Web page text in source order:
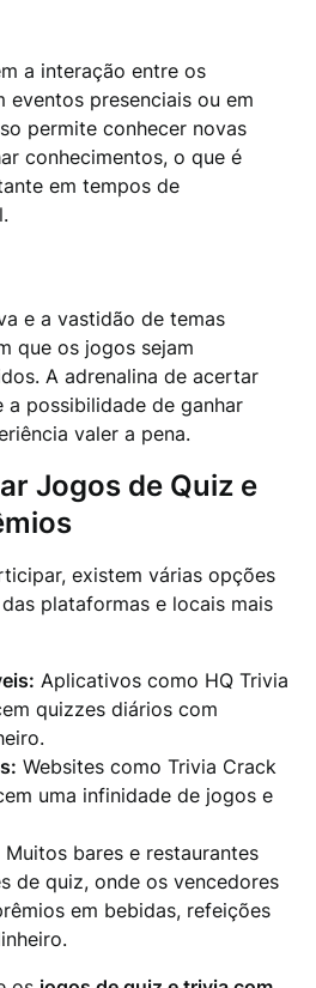
a interação entre os
eventos presenciais ou em
permite conhecer novas
conhecimentos, o que é
em tempos de
e a vastidão de temas
que os jogos sejam
A adrenalina de acertar
possibilidade de ganhar
valer a pena.
Jogos de Quiz e
existem várias opções
plataformas e locais mais
Aplicativos como HQ Trivia
quizzes diários com
Websites como Trivia Crack
uma infinidade de jogos e
Muitos bares e restaurantes
de quiz, onde os vencedores
em bebidas, refeições